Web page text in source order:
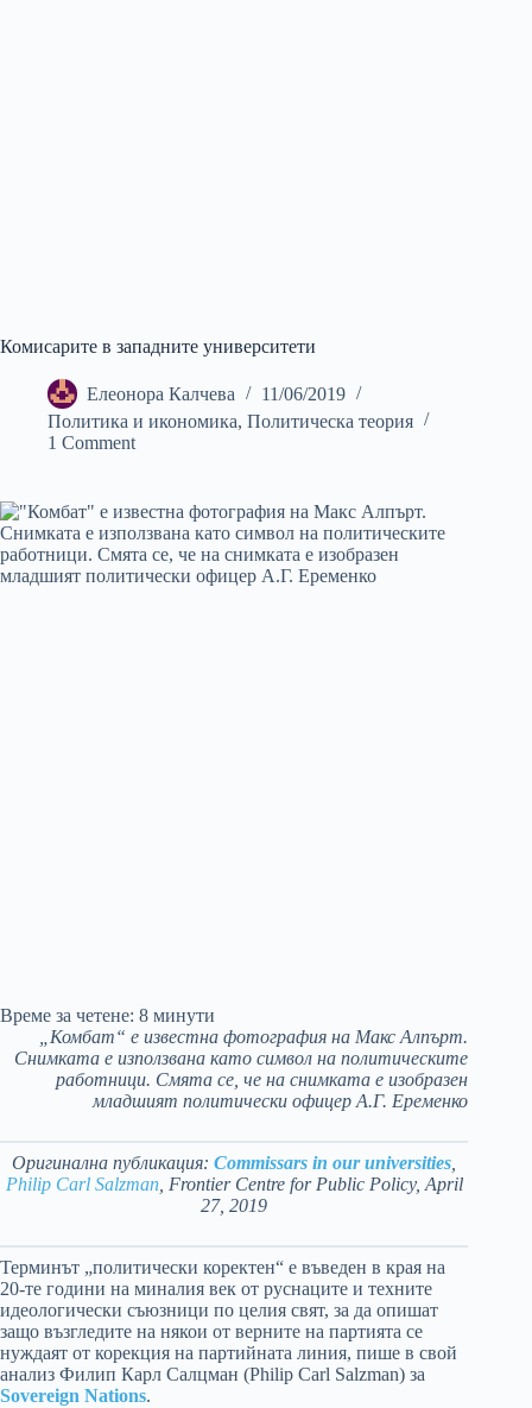
Комисарите в западните университети
Елеонора Калчева
11/06/2019
Политика и икономика, Политическа теория
1 Comment
Време за четене: 8 минути
„Комбат“ е известна фотография на Макс Алпърт.
Снимката е използвана като символ на политическите
работници. Смята се, че на снимката е изобразен
младшият политически офицер А.Г. Еременко
Оригинална публикация:Commissars in our universities
Philip Carl Salzman, Frontier Centre for Public Policy, April
27, 2019
Терминът „политически коректен“ е въведен в края на
20-те години на миналия век от руснаците и техните
идеологически съюзници по целия свят, за да опишат
защо възгледите на някои от верните на партията се
нуждаят от корекция на партийната линия, пише в свой
анализ Филип Карл Салцман (Philip Carl Salzman) за
Sovereign Nations.